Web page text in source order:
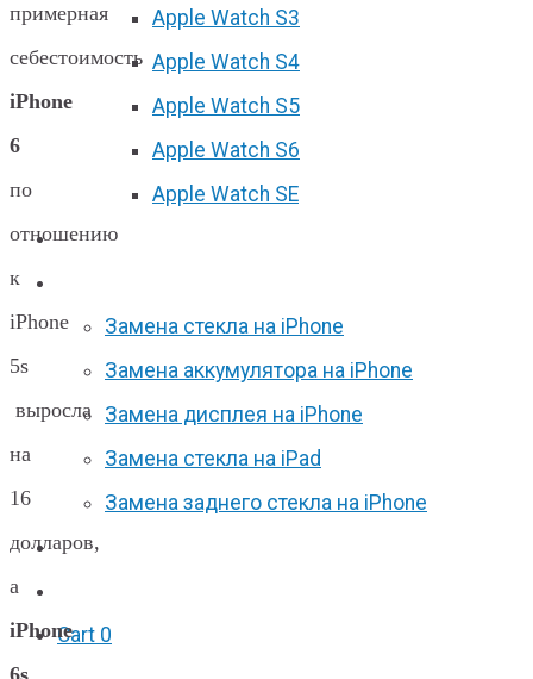
Apple Watch S3
Apple Watch S4
Apple Watch S5
Apple Watch S6
Apple Watch SE
Отзывы
Замена стекла на iPhone
Замена аккумулятора на iPhone
Замена дисплея на iPhone
Замена стекла на iPad
Замена заднего стекла на iPhone
Вакансии
Cart 0
примерная
себестоимость
iPhone
6
по
отношению
к
iPhone
5s
выросла
на
16
долларов,
а
iPhone